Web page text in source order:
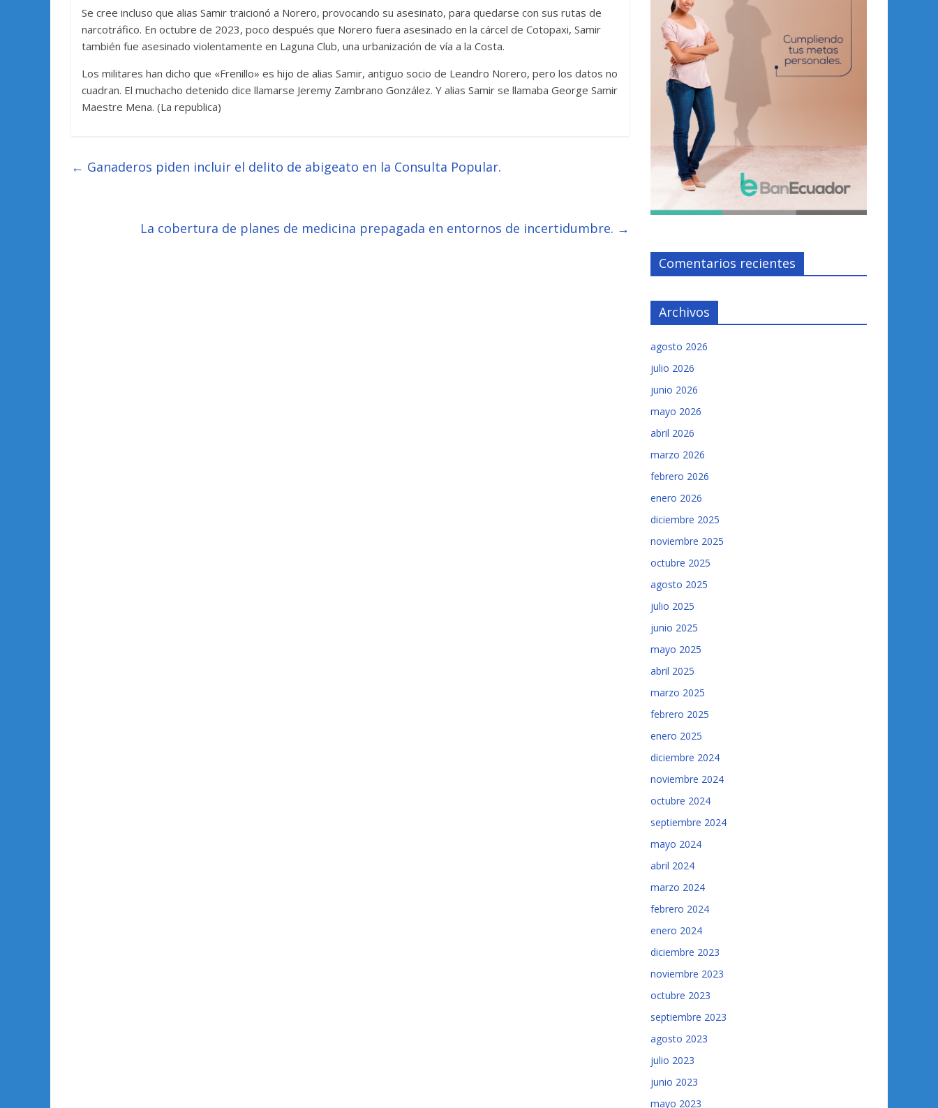
Se cree incluso que alias Samir traicionó a Norero, provocando su asesinato, para quedarse con sus rutas de
narcotráfico. En octubre de 2023, poco después que Norero fuera asesinado en la cárcel de Cotopaxi, Samir
también fue asesinado violentamente en Laguna Club, una urbanización de vía a la Costa.
Los militares han dicho que «Frenillo» es hijo de alias Samir, antiguo socio de Leandro Norero, pero los datos no
cuadran. El muchacho detenido dice llamarse Jeremy Zambrano González. Y alias Samir se llamaba George Samir
Maestre Mena. (La republica)
← Ganaderos piden incluir el delito de abigeato en la Consulta Popular.
La cobertura de planes de medicina prepagada en entornos de incertidumbre. →
Comentarios recientes
Archivos
agosto 2026
julio 2026
junio 2026
mayo 2026
abril 2026
marzo 2026
febrero 2026
enero 2026
diciembre 2025
noviembre 2025
octubre 2025
agosto 2025
julio 2025
junio 2025
mayo 2025
abril 2025
marzo 2025
febrero 2025
enero 2025
diciembre 2024
noviembre 2024
octubre 2024
septiembre 2024
mayo 2024
abril 2024
marzo 2024
febrero 2024
enero 2024
diciembre 2023
noviembre 2023
octubre 2023
septiembre 2023
agosto 2023
julio 2023
junio 2023
mayo 2023